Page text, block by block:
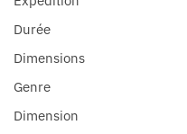
Durée
Dimensions
Genre
Dimension